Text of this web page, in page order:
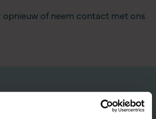
opnieuw of neem contact met ons
informatie